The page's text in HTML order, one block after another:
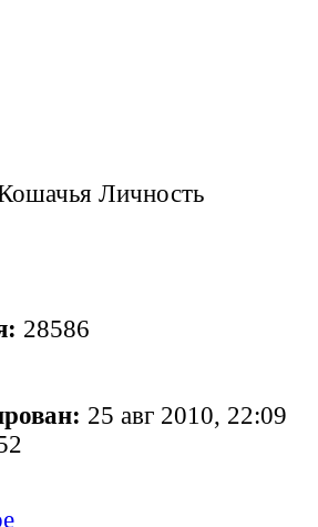
Личность
28586
25 авг 2010, 22:09